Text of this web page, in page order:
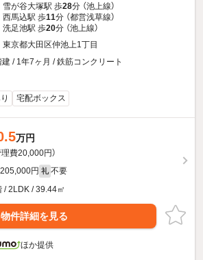
雪が谷大塚駅 歩28分 （池上線）
西馬込駅 歩11分 （都営浅草線）
洗足池駅 歩20分 （池上線）
東京都大田区仲池上1丁目
建 / 1年7ヶ月 / 鉄筋コンクリート
宅配ボックス
万円
理費20,000円）
205,000円 礼 不要
/ 2LDK / 39.44㎡
物件詳細を見る
ほか提供